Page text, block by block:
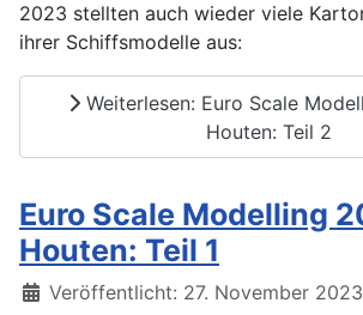
2023 stellten auch wieder viele
ihrer Schiffsmodelle aus:
Weiterlesen: Euro Scale
Houten: Teil 2
Euro Scale Modelling
Houten: Teil 1
Details
Veröffentlicht: 27. November 2023